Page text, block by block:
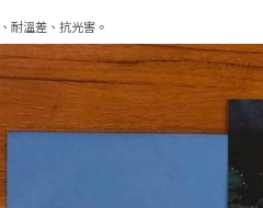
耐溫差、抗光害。